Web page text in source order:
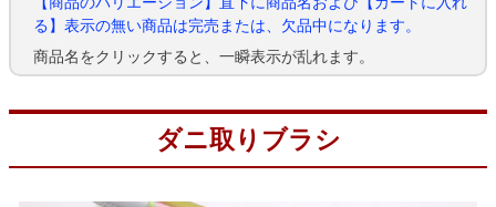
る】表示の無い商品は完売または、欠品中になります。
商品名をクリックすると、一瞬表示が乱れます。
ダニ取りブラシ